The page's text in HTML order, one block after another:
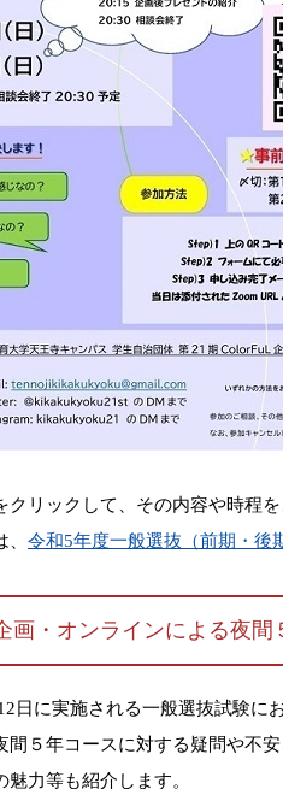
クリックして、その内容や時程を
令和5年度一般選抜（前期・後
画・オンラインによる夜間
日に実施される一般選抜試験
間５年コースに対する疑問や不
魅力等も紹介します。